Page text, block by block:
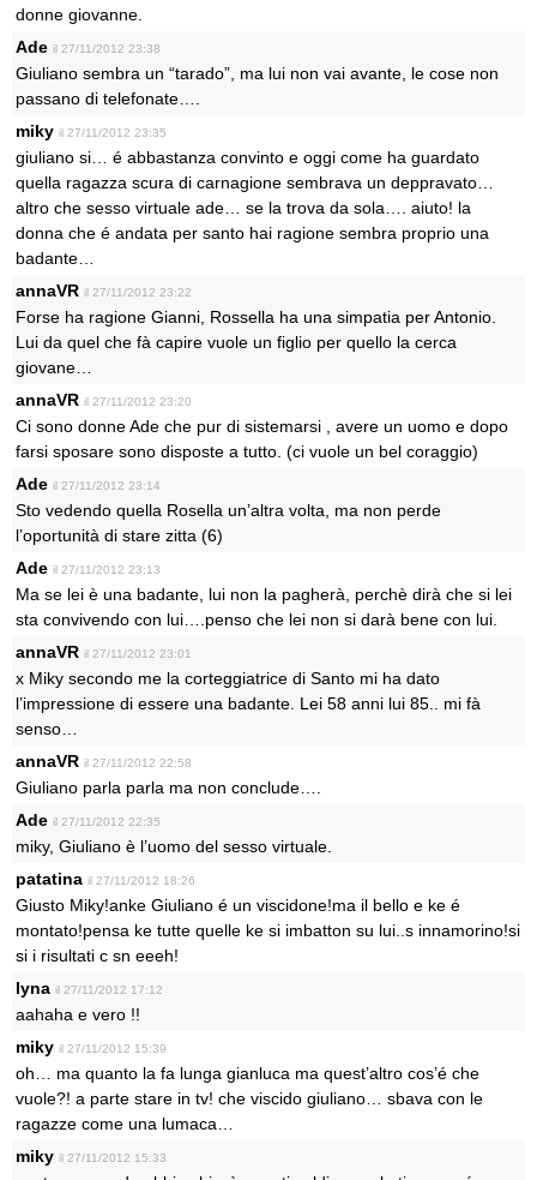
donne giovanne.
Ade il 27/11/2012 23:38
Giuliano sembra un “tarado”, ma lui non vai avante, le cose non
passano di telefonate….
miky il 27/11/2012 23:35
giuliano si… é abbastanza convinto e oggi come ha guardato
quella ragazza scura di carnagione sembrava un deppravato…
altro che sesso virtuale ade… se la trova da sola…. aiuto! la
donna che é andata per santo hai ragione sembra proprio una
badante…
annaVR il 27/11/2012 23:22
Forse ha ragione Gianni, Rossella ha una simpatia per Antonio.
Lui da quel che fà capire vuole un figlio per quello la cerca
giovane…
annaVR il 27/11/2012 23:20
Ci sono donne Ade che pur di sistemarsi , avere un uomo e dopo
farsi sposare sono disposte a tutto. (ci vuole un bel coraggio)
Ade il 27/11/2012 23:14
Sto vedendo quella Rosella un’altra volta, ma non perde
l’oportunità di stare zitta (6)
Ade il 27/11/2012 23:13
Ma se lei è una badante, lui non la pagherà, perchè dirà che si lei
sta convivendo con lui….penso che lei non si darà bene con lui.
annaVR il 27/11/2012 23:01
x Miky secondo me la corteggiatrice di Santo mi ha dato
l’impressione di essere una badante. Lei 58 anni lui 85.. mi fà
senso…
annaVR il 27/11/2012 22:58
Giuliano parla parla ma non conclude….
Ade il 27/11/2012 22:35
miky, Giuliano è l’uomo del sesso virtuale.
patatina il 27/11/2012 18:26
Giusto Miky!anke Giuliano é un viscidone!ma il bello e ke é
montato!pensa ke tutte quelle ke si imbatton su lui..s innamorino!si
si i risultati c sn eeeh!
lyna il 27/11/2012 17:12
aahaha e vero !!
miky il 27/11/2012 15:39
oh… ma quanto la fa lunga gianluca ma quest’altro cos’é che
vuole?! a parte stare in tv! che viscido giuliano… sbava con le
ragazze come una lumaca…
miky il 27/11/2012 15:33